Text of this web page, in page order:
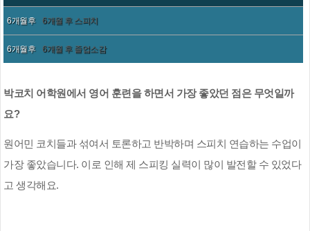
6개월후 6개월 후 스피치
6개월후 6개월 후 졸업소감
박코치 어학원에서 영어 훈련을 하면서 가장 좋았던 점은 무엇일까
요?
원어민 코치들과 섞여서 토론하고 반박하며 스피치 연습하는 수업이
가장 좋았습니다. 이로 인해 제 스피킹 실력이 많이 발전할 수 있었다
고 생각해요.